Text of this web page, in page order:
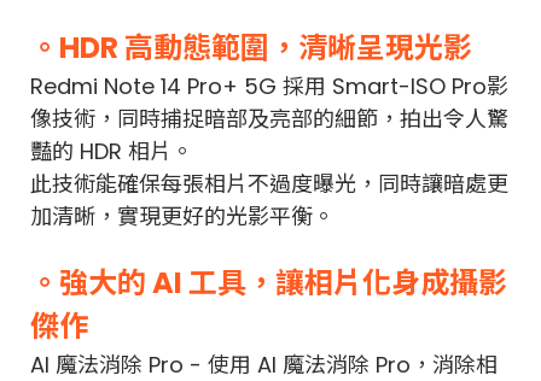
。HDR 高動態範圍，清晰呈現光影
Redmi Note 14 Pro+ 5G 採用 Smart-ISO Pro影
像技術，同時捕捉暗部及亮部的細節，拍出令人驚
豔的 HDR 相片。
此技術能確保每張相片不過度曝光，同時讓暗處更
加清晰，實現更好的光影平衡。
。強大的 AI 工具，讓相片化身成攝影
傑作
AI 魔法消除 Pro - 使用 AI 魔法消除 Pro，消除相